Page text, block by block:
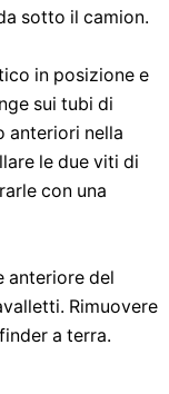
sotto il camion.
in posizione e
sui tubi di
anteriori nella
le due viti di
con una
anteriore del
Rimuovere
a terra.